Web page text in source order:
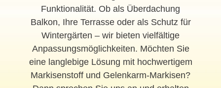
Funktionalität. Ob als Überdachung
Balkon, Ihre Terrasse oder als Schutz für
Wintergärten – wir bieten vielfältige
Anpassungsmöglichkeiten. Möchten Sie
eine langlebige Lösung mit hochwertigem
Markisenstoff und Gelenkarm-Markisen?